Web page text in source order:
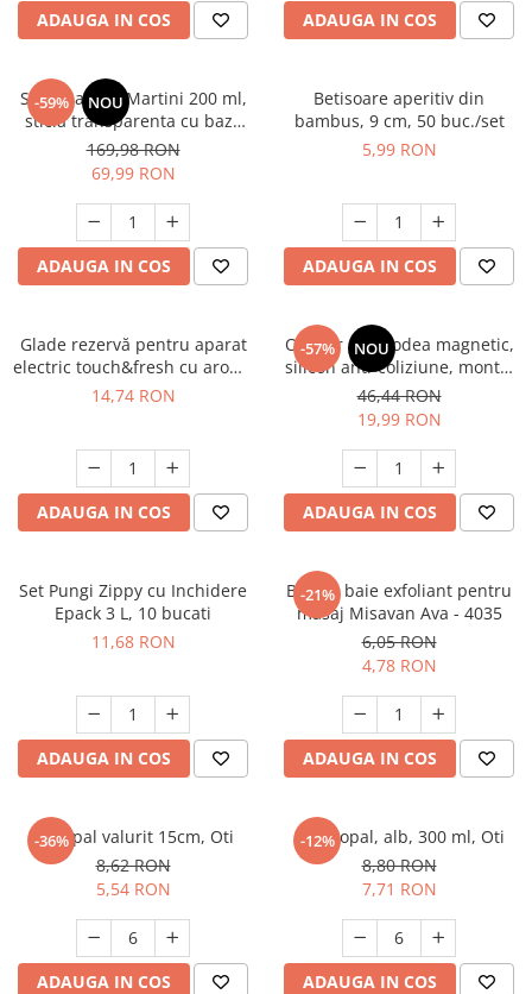
ADAUGA IN COS ADAUGA IN COS
-59% NOU
Set 6 pahare Martini 200 ml,
sticla transparenta cu baza
albastra, pentru cocktailuri,
elegante, reutilizabile
169,98 RON
69,99 RON
ADAUGA IN COS
Betisoare aperitiv din
bambus, 9 cm, 50 buc./set
5,99 RON
ADAUGA IN COS
Glade rezervă pentru aparat
electric touch&fresh cu aromă
Marine, 10 g
14,74 RON
ADAUGA IN COS
-57% NOU
Opritor usa podea magnetic,
silicon anti-coliziune, montaj
fara gauri, silentios si
rezistent, baie sau interior,
albastru haze
46,44 RON
19,99 RON
ADAUGA IN COS
Set Pungi Zippy cu Inchidere
Epack 3 L, 10 bucati
11,68 RON
ADAUGA IN COS
-21%
Burete baie exfoliant pentru
masaj Misavan Ava - 4035
6,05 RON
4,78 RON
ADAUGA IN COS
-36%
Bol opal valurit 15cm, Oti
8,62 RON
5,54 RON
ADAUGA IN COS
-12%
Cana opal, alb, 300 ml, Oti
8,80 RON
7,71 RON
ADAUGA IN COS